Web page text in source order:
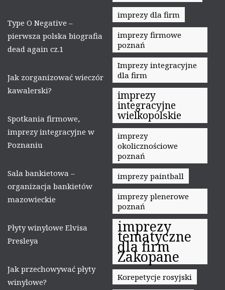
Type O Negative –
pierwsza polska biografia
dead again cz.1
Jak zorganizować wieczór
kawalerski?
Spotkania firmowe,
imprezy integracyjne w
Poznaniu
Sala bankietowa –
organizacja bankietów
mazowieckie
Płyty winylowe Elvisa
Presleya
Jak przechowywać płyty
winylowe?
imprezy dla firm
imprezy firmowe
poznań
Imprezy integracyjne
dla firm
imprezy
integracyjne
wielkopolskie
imprezy
okolicznościowe
poznań
imprezy paintball
imprezy plenerowe
poznań
imprezy
tematyczne
dla firm
Zakopane
Korepetycje rosyjski